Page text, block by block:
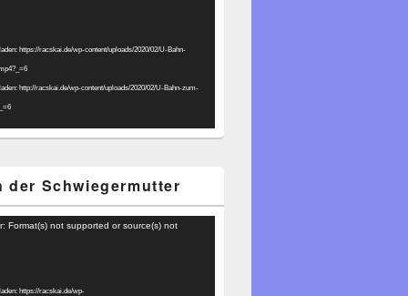
https://racskai.de/wp-content/uploads/2020/02/U-Bahn-
http://racskai.de/wp-content/uploads/2020/02/U-Bahn-zum-
der Schwiegermutter
Format(s) not supported or source(s) not
https://racskai.de/wp-